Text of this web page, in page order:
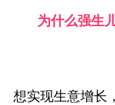
为什么强生
想实现生意增长